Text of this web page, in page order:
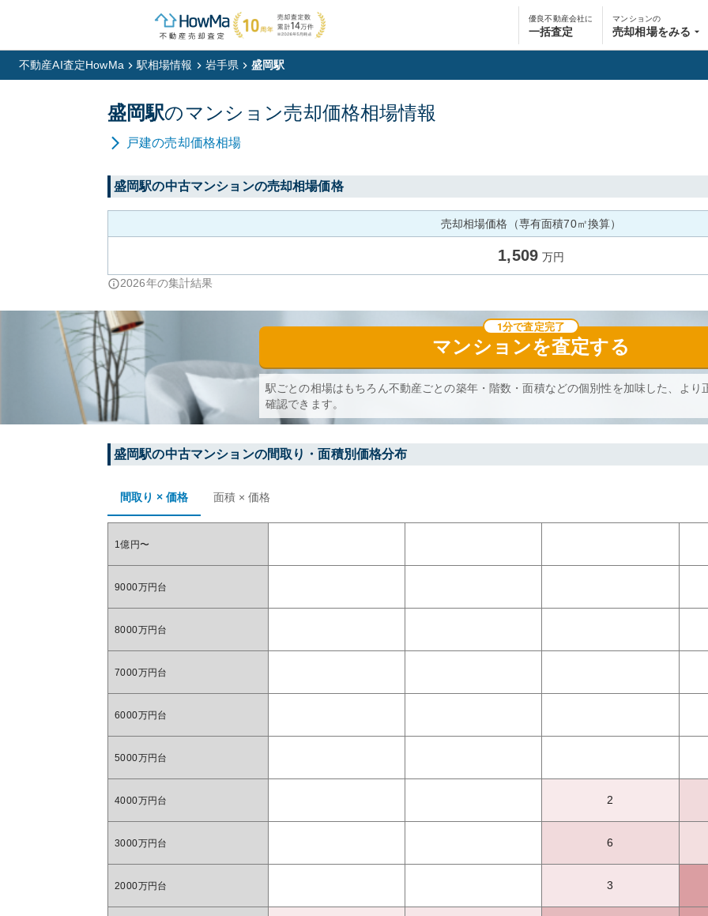
優良不動産会社に
一括査定
マンションの
売却相場をみる
不動産AI査定HowMa 駅相場情報 岩手県 盛岡駅
盛岡駅のマンション売却価格相場情報
戸建の売却価格相場
盛岡駅の中古マンションの売却相場価格
売却相場価格（専有面積70㎡換算）
1,509 万円
2026年の集計結果
マンションを査定する
1分で査定完了
駅ごとの相場はもちろん不動産ごとの築年・階数・面積などの個別性を加味した、より
確認できます。
盛岡駅の中古マンションの間取り・面積別価格分布
間取り × 価格 面積 × 価格
1億円〜
9000万円台
8000万円台
7000万円台
6000万円台
5000万円台
4000万円台 2
3000万円台 6
2000万円台 3